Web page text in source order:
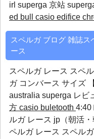
irl superga 京站
ed bull casio edifice
スペルガ ブログ 雑誌ス
ース
スペルガ レース スペ
ガ コンバース サイズ
australia superga レビ
方 casio buletooth 4:40
ルガ レース jp（朝活・
ペルガ レース スペル